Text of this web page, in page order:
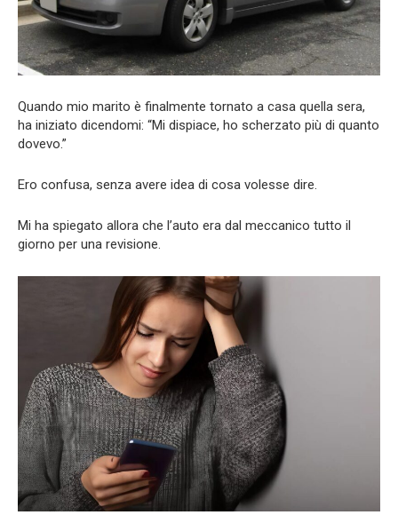
Quando mio marito è finalmente tornato a casa quella sera,
ha iniziato dicendomi: “Mi dispiace, ho scherzato più di quanto
dovevo.”
Ero confusa, senza avere idea di cosa volesse dire.
Mi ha spiegato allora che l’auto era dal meccanico tutto il
giorno per una revisione.